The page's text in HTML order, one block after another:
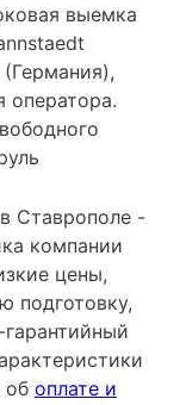
выемка
(Германия),
оператора.
Ставрополе -
компании
цены,
подготовку,
об оплате и